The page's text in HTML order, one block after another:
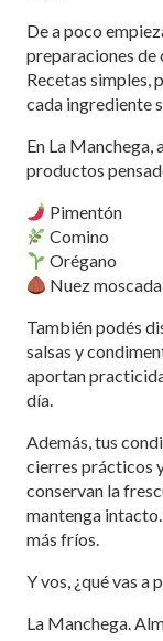
De a poco
preparaciones de
Recetas simples,
cada ingrediente
En La
productos
Pimentón
Comino
Orégano
Nuez moscada
También podés
salsas y
aportan
día.
Además, tus
cierres prácticos
conservan la
mantenga
más fríos.
Y vos, ¿qué vas a
La Manchega.